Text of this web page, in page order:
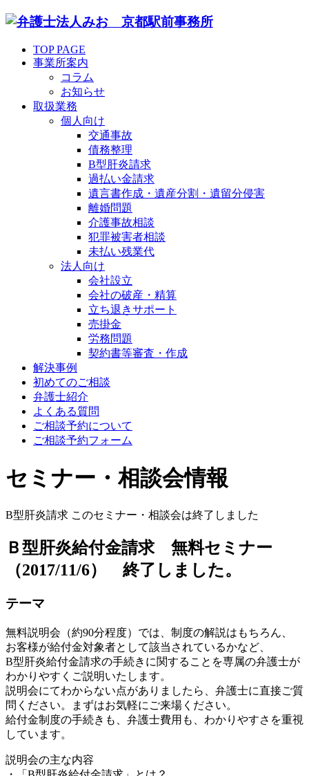
TOP PAGE
事業所案内
コラム
お知らせ
取扱業務
個人向け
交通事故
債務整理
B型肝炎請求
過払い金請求
遺言書作成・遺産分割・遺留分侵害
離婚問題
介護事故相談
犯罪被害者相談
未払い残業代
法人向け
会社設立
会社の破産・精算
立ち退きサポート
売掛金
労務問題
契約書等審査・作成
解決事例
初めてのご相談
弁護士紹介
よくある質問
ご相談予約について
ご相談予約フォーム
セミナー・相談会情報
B型肝炎請求 このセミナー・相談会は終了しました
Ｂ型肝炎給付金請求 無料セミナー
（2017/11/6） 終了しました。
テーマ
無料説明会（約90分程度）では、制度の解説はもちろん、
お客様が給付金対象者として該当されているかなど、
B型肝炎給付金請求の手続きに関することを専属の弁護士が
わかりやすくご説明いたします。
説明会にてわからない点がありましたら、弁護士に直接ご質
問ください。まずはお気軽にご来場ください。
給付金制度の手続きも、弁護士費用も、わかりやすさを重視
しています。
説明会の主な内容